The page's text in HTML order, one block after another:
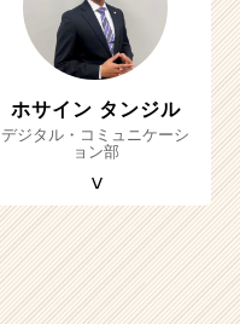
ホサイン タンジル
デジタル・コミュニケーシ
ョン部